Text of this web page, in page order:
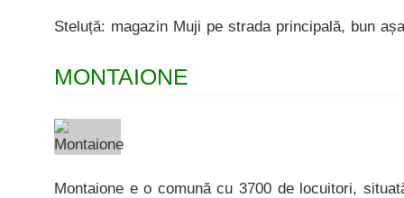
Steluță: magazin Muji pe strada principală, bun
MONTAIONE
Montaione e o comună cu 3700 de locuitori,